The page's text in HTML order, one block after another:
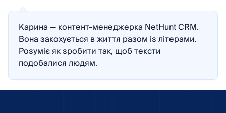
Карина — контент-менеджерка NetHunt CRM.
Вона закохується в життя разом із літерами.
Розуміє як зробити так, щоб тексти
подобалися людям.